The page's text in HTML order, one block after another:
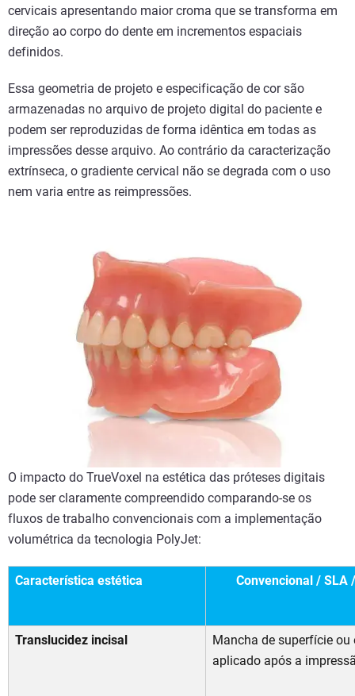
cervicais apresentando maior croma que se transforma em
direção ao corpo do dente em incrementos espaciais
definidos.
Essa geometria de projeto e especificação de cor são
armazenadas no arquivo de projeto digital do paciente e
podem ser reproduzidas de forma idêntica em todas as
impressões desse arquivo. Ao contrário da caracterização
extrínseca, o gradiente cervical não se degrada com o uso
nem varia entre as reimpressões.
O impacto do TrueVoxel na estética das próteses digitais
pode ser claramente compreendido comparando-se os
fluxos de trabalho convencionais com a implementação
volumétrica da tecnologia PolyJet:
Característica estética Convencional / SLA
Translucidez incisal
Mancha de superfície ou
aplicado após a